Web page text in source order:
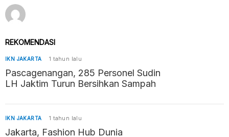
REKOMENDASI
IKN JAKARTA 1 tahun lalu
Pascagenangan, 285 Personel Sudin
LH Jaktim Turun Bersihkan Sampah
IKN JAKARTA 1 tahun lalu
Jakarta, Fashion Hub Dunia